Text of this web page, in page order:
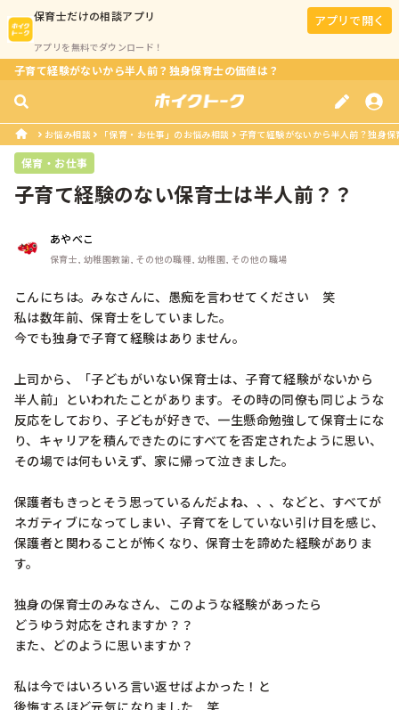
保育士だけの相談アプリ
アプリを無料でダウンロード！
アプリで開く
子育て経験がないから半人前？独身保育士の価値は？
お悩み相談 「保育・お仕事」のお悩み相談 子育て経験がないから半人前？独身
保育・お仕事
子育て経験のない保育士は半人前？？
あやべこ
保育士, 幼稚園教諭, その他の職種, 幼稚園, その他の職場
こんにちは。みなさんに、愚痴を言わせてください　笑
私は数年前、保育士をしていました。
今でも独身で子育て経験はありません。
上司から、「子どもがいない保育士は、子育て経験がないから
半人前」といわれたことがあります。その時の同僚も同じような
反応をしており、子どもが好きで、一生懸命勉強して保育士にな
り、キャリアを積んできたのにすべてを否定されたように思い、
その場では何もいえず、家に帰って泣きました。
保護者もきっとそう思っているんだよね、、、などと、すべてが
ネガティブになってしまい、子育てをしていない引け目を感じ、
保護者と関わることが怖くなり、保育士を諦めた経験がありま
す。
独身の保育士のみなさん、このような経験があったら
どうゆう対応をされますか？？
また、どのように思いますか？
私は今ではいろいろ言い返せばよかった！と